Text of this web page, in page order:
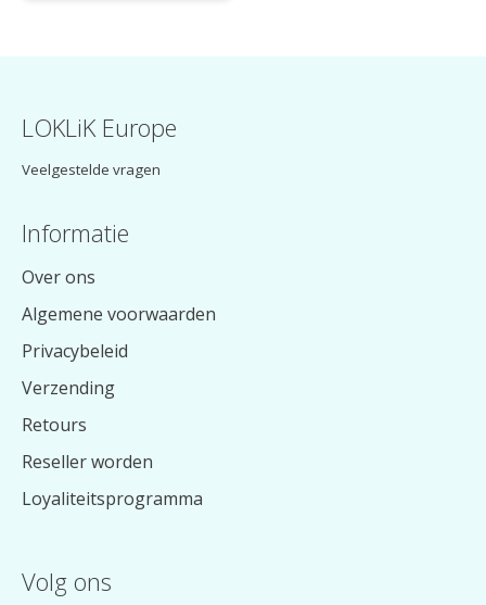
LOKLiK Europe
Veelgestelde vragen
Informatie
Over ons
Algemene voorwaarden
Privacybeleid
Verzending
Retours
Reseller worden
Loyaliteitsprogramma
Volg ons